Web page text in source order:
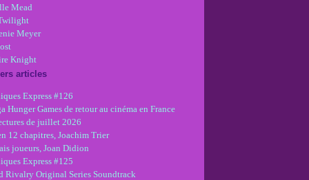
Mead
Meyer
Knight
articles
Express #126
Hunger Games de retour au cinéma en France
de juillet 2026
12 chapitres, Joachim Trier
joueurs, Joan Didion
Express #125
Rivalry Original Series Soundtrack